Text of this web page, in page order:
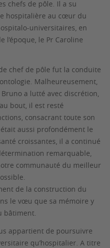
chefs de pôle. Il a su
hospitalière au cœur du
universitaires, en
l’époque, le Pr Caroline
chef de pôle fut la conduite
Malheureusement,
a lutté avec discrétion,
bout, il est resté
consacrant toute son
aussi profondément le
croissantes, il a continué
remarquable,
communauté du meilleur
de la construction du
le vœu que sa mémoire y
bâtiment.
appartient de poursuivre
qu’hospitalier. A titre